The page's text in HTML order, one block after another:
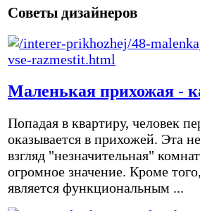
Советы дизайнеров
Маленькая прихожая -
Попадая в квартиру, человек
оказывается в прихожей. Эта
взгляд "незначительная"
огромное значение. Кроме
является функциональным ...